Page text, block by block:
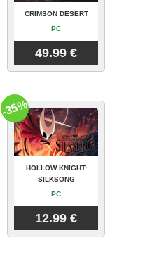
CRIMSON DESERT
PC
49.99 €
HOLLOW KNIGHT:
SILKSONG
PC
12.99 €
-35%